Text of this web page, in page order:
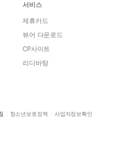
서비스
제휴카드
뷰어 다운로드
CP사이트
리디바탕
청소년보호정책 사업자정보확인